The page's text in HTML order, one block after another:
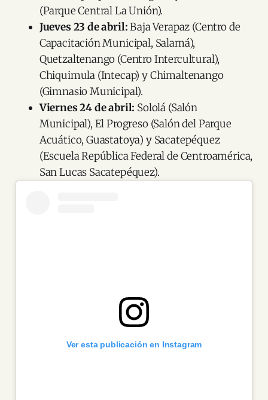
(Parque Central La Unión).
Jueves 23 de abril:Baja Verapaz (Centro de
Capacitación Municipal, Salamá),
Quetzaltenango (Centro Intercultural),
Chiquimula (Intecap) y Chimaltenango
(Gimnasio Municipal).
Viernes 24 de abril: Sololá (Salón
Municipal), El Progreso (Salón del Parque
Acuático, Guastatoya) y Sacatepéquez
(Escuela República Federal de Centroamérica,
San Lucas Sacatepéquez).
Ver esta publicación en Instagram